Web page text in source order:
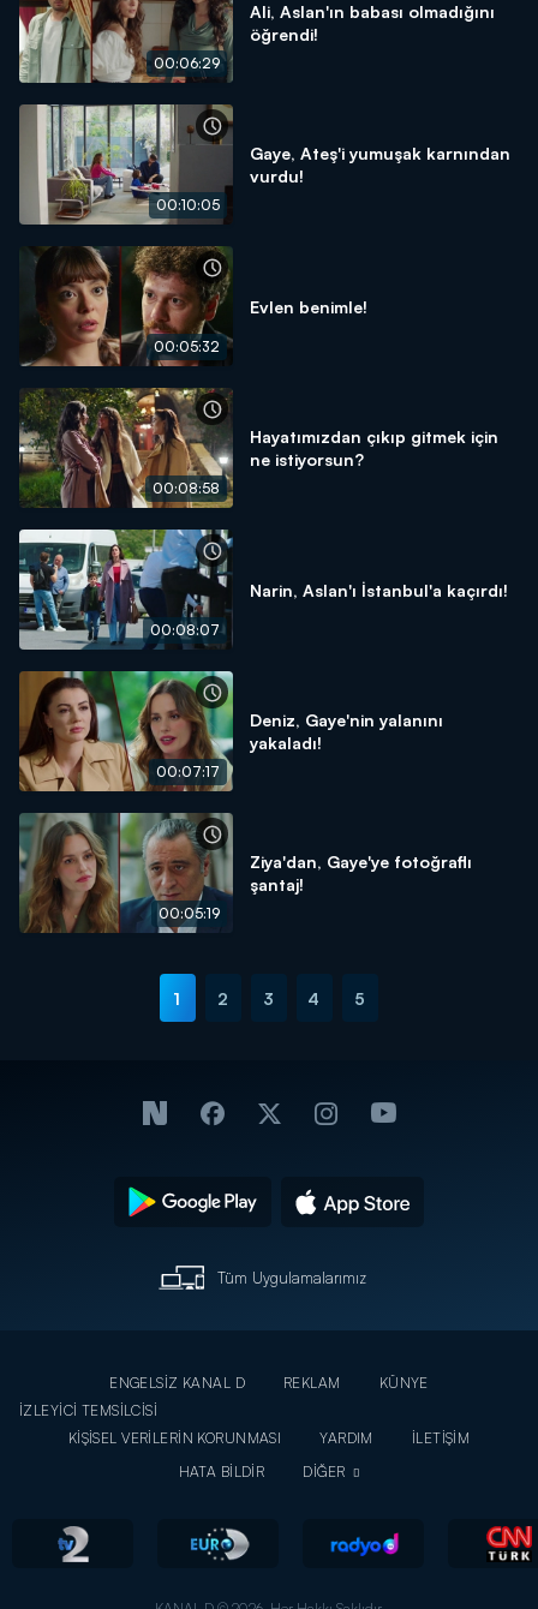
00:06:29
Ali, Aslan'ın babası olmadığını
öğrendi!
00:10:05
Gaye, Ateş'i yumuşak karnından
vurdu!
00:05:32
Evlen benimle!
00:08:58
Hayatımızdan çıkıp gitmek için
ne istiyorsun?
00:08:07
Narin, Aslan'ı İstanbul'a kaçırdı!
00:07:17
Deniz, Gaye'nin yalanını
yakaladı!
00:05:19
Ziya'dan, Gaye'ye fotoğraflı
şantaj!
1 2 3 4 5
Tüm Uygulamalarımız
ENGELSİZ KANAL D REKLAM
KÜNYE
İZLEYİCİ TEMSİLCİSİ
KİŞİSEL VERİLERİN KORUNMASI
YARDIM
İLETİŞİM
HATA BİLDİR
DİĞER